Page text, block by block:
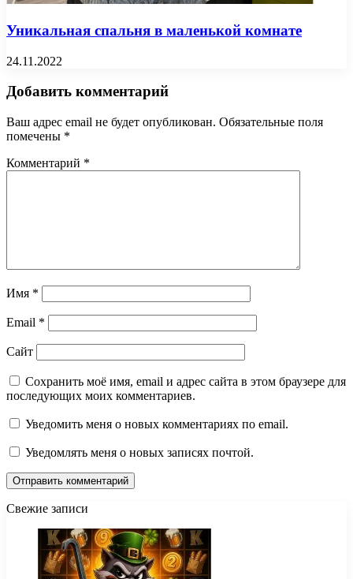
Уникальная спальня в маленькой комнате
24.11.2022
Добавить комментарий
Ваш адрес email не будет опубликован. Обязательные поля
помечены *
Комментарий *
Имя *
Email *
Сайт
Сохранить моё имя, email и адрес сайта в этом браузере для
последующих моих комментариев.
Уведомить меня о новых комментариях по email.
Уведомлять меня о новых записях почтой.
Свежие записи